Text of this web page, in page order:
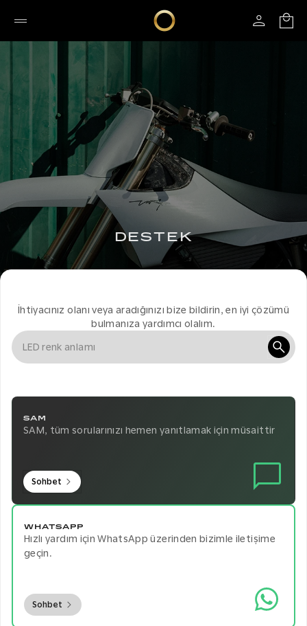
DESTEK
İhtiyacınız olanı veya aradığınızı bize bildirin, en iyi çözümü
bulmanıza yardımcı olalım.
SAM
SAM, tüm sorularınızı hemen yanıtlamak için müsaittir
Sohbet
WHATSAPP
Hızlı yardım için WhatsApp üzerinden bizimle iletişime
geçin.
Sohbet